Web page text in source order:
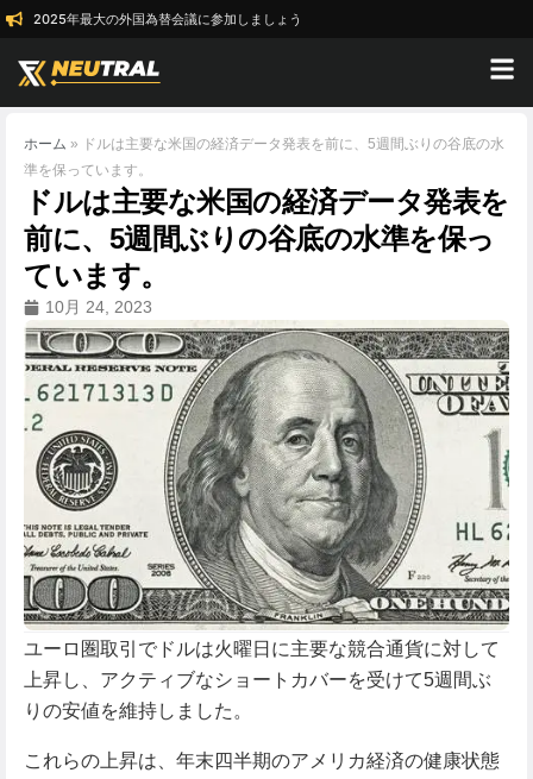
2025年最大の外国為替会議に参加しましょう
ホーム » ドルは主要な米国の経済データ発表を前に、5週間ぶりの谷底の水
準を保っています。
ドルは主要な米国の経済データ発表を
前に、5週間ぶりの谷底の水準を保っ
ています。
10月 24, 2023
ユーロ圏取引でドルは火曜日に主要な競合通貨に対して
上昇し、アクティブなショートカバーを受けて5週間ぶ
りの安値を維持しました。
これらの上昇は、年末四半期のアメリカ経済の健康状態